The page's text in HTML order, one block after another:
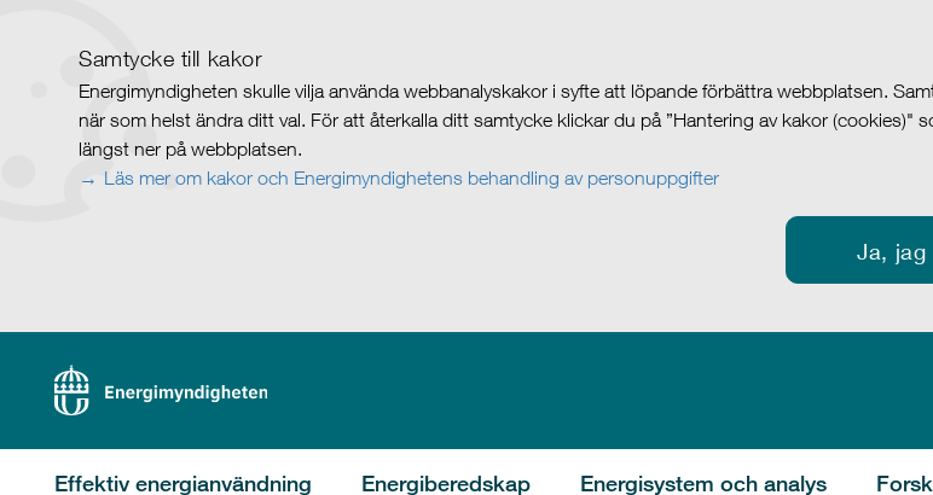
Samtycke till kakor
Energimyndigheten skulle vilja använda webbanalyskakor i syfte att löpande förbättra webbplatsen.
när som helst ändra ditt val. För att återkalla ditt samtycke klickar du på ”Hantering av kakor (cookies)"
längst ner på webbplatsen.
Läs mer om kakor och Energimyndighetens behandling av personuppgifter
Ja, jag
Effektiv energianvändning Energiberedskap Energisystem och analys